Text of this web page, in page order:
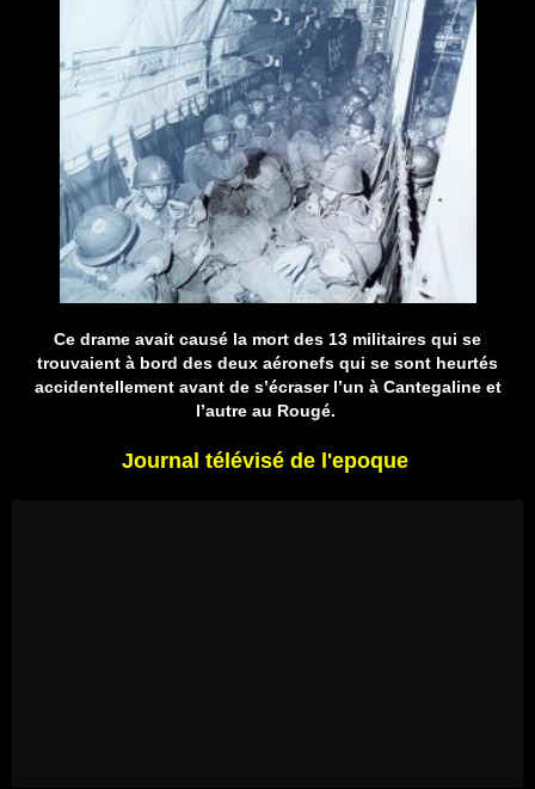
Ce drame avait causé la mort des 13 militaires qui se
trouvaient à bord des deux aéronefs qui se sont heurtés
accidentellement avant de s’écraser l’un à Cantegaline et
l’autre au Rougé.
Journal télévisé de l'epoque